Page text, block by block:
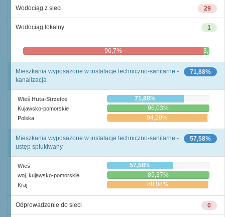
29
Wodociąg z sieci
1
Wodociąg lokalny
96,7% 3,3%
71,88%
Mieszkania wyposażone w instalacje techniczno-sanitarne -
kanalizacja
Wieś Huta-Strzelce 71,88%
Kujawsko-pomorskie 96,03%
Polska 94,20%
57,58%
Mieszkania wyposażone w instalacje techniczno-sanitarne -
ustęp spłukiwany
Wieś 57,58%
woj. kujawsko-pomorskie 89,37%
Kraj 88,08%
0
Odprowadzenie do sieci